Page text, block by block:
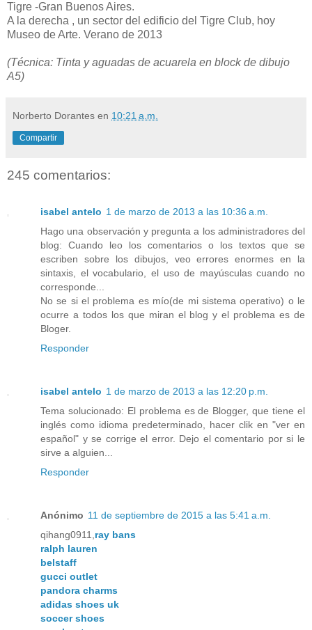
Tigre -Gran Buenos Aires.
A la derecha , un sector del edificio del Tigre Club, hoy
Museo de Arte. Verano de 2013
(Técnica: Tinta y aguadas de acuarela en block de dibujo
A5)
Norberto Dorantes en 10:21 a.m.
Compartir
245 comentarios:
isabel antelo 1 de marzo de 2013 a las 10:36 a.m.
Hago una observación y pregunta a los administradores del
blog: Cuando leo los comentarios o los textos que se
escriben sobre los dibujos, veo errores enormes en la
sintaxis, el vocabulario, el uso de mayúsculas cuando no
corresponde...
No se si el problema es mío(de mi sistema operativo) o le
ocurre a todos los que miran el blog y el problema es de
Bloger.
Responder
isabel antelo 1 de marzo de 2013 a las 12:20 p.m.
Tema solucionado: El problema es de Blogger, que tiene el
inglés como idioma predeterminado, hacer clik en "ver en
español" y se corrige el error. Dejo el comentario por si le
sirve a alguien...
Responder
Anónimo 11 de septiembre de 2015 a las 5:41 a.m.
qihang0911, ray bans
ralph lauren
belstaff
gucci outlet
pandora charms
adidas shoes uk
soccer shoes